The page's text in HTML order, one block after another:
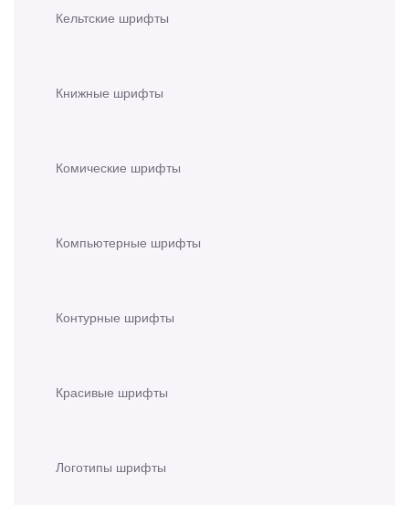
Кельтские шрифты
Книжные шрифты
Комические шрифты
Компьютерные шрифты
Контурные шрифты
Красивые шрифты
Логотипы шрифты